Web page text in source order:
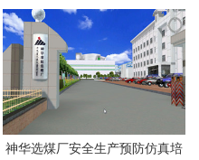
神华选煤厂安全生产预防仿真培